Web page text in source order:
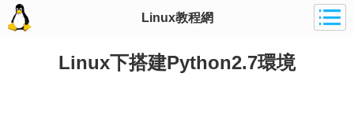
Linux教程網
Linux下搭建Python2.7環境